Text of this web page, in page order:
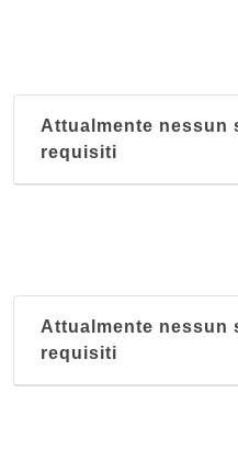
Attualmente nessun
requisiti
Attualmente nessun
requisiti